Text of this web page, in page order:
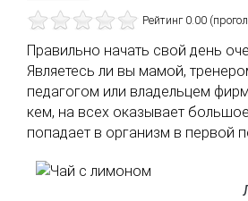
Рейтинг 0.00
Правильно начать свой день
Являетесь ли вы мамой,
педагогом или владельцем
кем, на всех оказывает
попадает в организм в первой